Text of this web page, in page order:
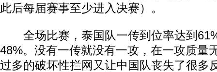
此后每届赛事至少进入决赛）。
全场比赛，泰国队一传到位率达到
48%。没有一传就没有一攻，在一攻质量
过多的破坏性拦网又让中国队丧失了很多